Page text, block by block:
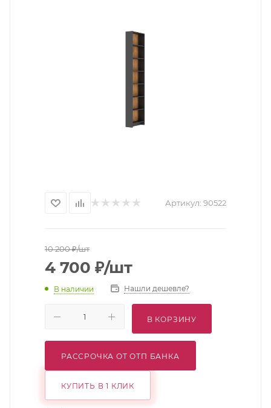
Артикул: 90522
10 200₽/шт
4 700 ₽/шт
В наличии Нашли дешевле?
В КОРЗИНУ
РАССРОЧКА ОТ ОТП БАНКА
КУПИТЬ В 1 КЛИК